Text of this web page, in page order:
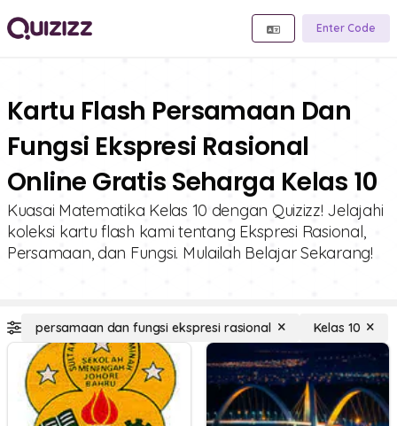
Enter Code
Kartu Flash Persamaan Dan
Fungsi Ekspresi Rasional
Online Gratis Seharga Kelas 10
Kuasai Matematika Kelas 10 dengan Quizizz! Jelajahi
koleksi kartu flash kami tentang Ekspresi Rasional,
Persamaan, dan Fungsi. Mulailah Belajar Sekarang!
persamaan dan fungsi ekspresi rasional Kelas 10